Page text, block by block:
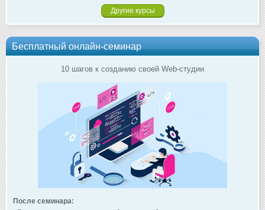
Другие курсы
Бесплатный онлайн-семинар
10 шагов к созданию своей Web-студии
После семинара: